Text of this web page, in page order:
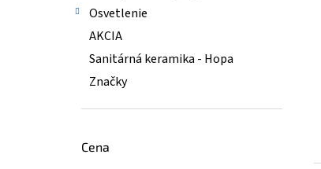
Osvetlenie
AKCIA
Sanitárná keramika - Hopa
Značky
Cena